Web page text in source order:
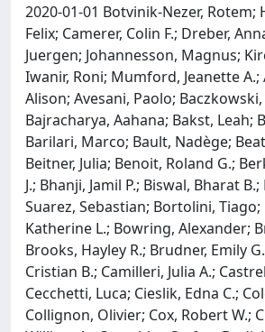
2020-01-01 Botvinik-Nezer, Rotem;
Felix; Camerer, Colin F.; Dreber,
Juergen; Johannesson, Magnus;
Iwanir, Roni; Mumford, Jeanette A.;
Alison; Avesani, Paolo;
Bajracharya, Aahana; Bakst, Leah;
Barilari, Marco; Bault, Nadège;
Beitner, Julia; Benoit, Roland G.;
J.; Bhanji, Jamil P.; Biswal, Bharat
Suarez, Sebastian; Bortolini,
Katherine L.; Bowring, Alexander;
Brooks, Hayley R.; Brudner, Emily
Cristian B.; Camilleri, Julia A.;
Cecchetti, Luca; Cieslik, Edna C.;
Collignon, Olivier; Cox, Robert W.;